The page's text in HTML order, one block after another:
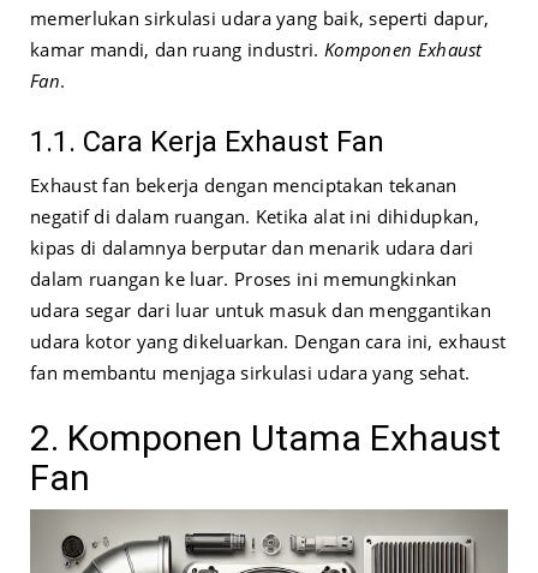
memerlukan sirkulasi udara yang baik, seperti dapur,
kamar mandi, dan ruang industri. Komponen Exhaust
Fan.
1.1. Cara Kerja Exhaust Fan
Exhaust fan bekerja dengan menciptakan tekanan
negatif di dalam ruangan. Ketika alat ini dihidupkan,
kipas di dalamnya berputar dan menarik udara dari
dalam ruangan ke luar. Proses ini memungkinkan
udara segar dari luar untuk masuk dan menggantikan
udara kotor yang dikeluarkan. Dengan cara ini, exhaust
fan membantu menjaga sirkulasi udara yang sehat.
2. Komponen Utama Exhaust
Fan